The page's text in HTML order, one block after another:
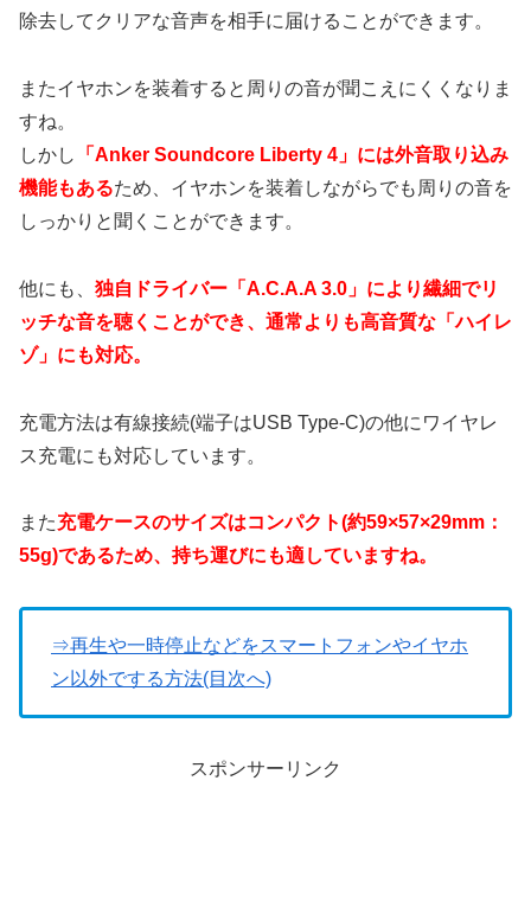
除去してクリアな音声を相手に届けることができます。
またイヤホンを装着すると周りの音が聞こえにくくなりま
すね。
しかし
「Anker Soundcore Liberty 4」には外音取り込み
機能もあるため、イヤホンを装着しながらでも周りの音を
しっかりと聞くことができます。
他にも、 独自ドライバー「A.C.A.A 3.0」により繊細でリ
ッチな音を聴くことができ、通常よりも高音質な「ハイレ
ゾ」にも対応。
充電方法は有線接続(端子はUSB Type-C)の他にワイヤレ
ス充電にも対応しています。
また充電ケースのサイズはコンパクト(約59×57×29mm：
55g)であるため、持ち運びにも適していますね。
⇒再生や一時停止などをスマートフォンやイヤホ
ン以外でする方法(目次へ)
スポンサーリンク